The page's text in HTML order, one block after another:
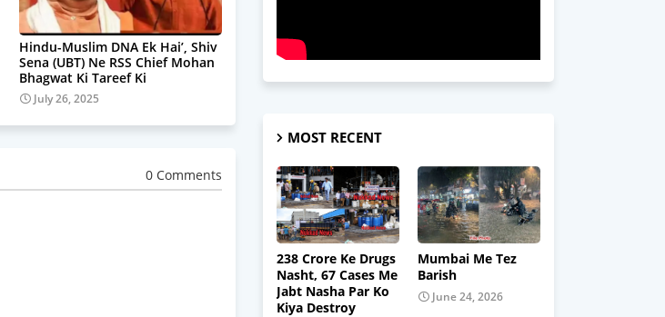
Hindu-Muslim DNA Ek Hai’, Shiv
Sena (UBT) Ne RSS Chief Mohan
Bhagwat Ki Tareef Ki
July 26, 2025
0 Comments
MOST RECENT
238 Crore Ke Drugs
Nasht, 67 Cases Me
Jabt Nasha Par Ko
Kiya Destroy
Mumbai Me Tez
Barish
June 24, 2026